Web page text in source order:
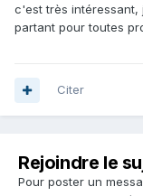
c'est très intéressant,
partant pour toutes
Citer
Rejoindre le
Pour poster un